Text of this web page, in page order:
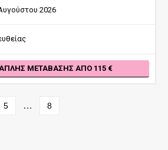
2026
ΑΠΛΉΣ ΜΕΤΆΒΑΣΗΣ ΑΠΌ 115
5 … 8